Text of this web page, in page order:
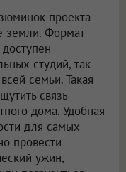
проекта —
земли. Формат
студий, так
семьи. Такая
связь
дома. Удобная
для самых
провести
ужин,